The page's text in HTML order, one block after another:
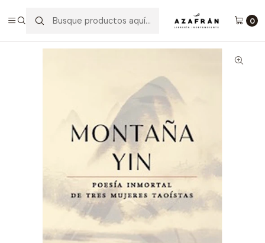
0
Montaña Yin